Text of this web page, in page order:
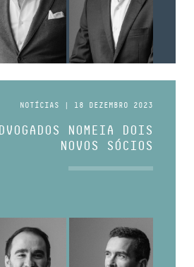
NOTÍCIAS | 18 DEZEMBRO 2023
NOMEIA DOIS
NOVOS SÓCIOS